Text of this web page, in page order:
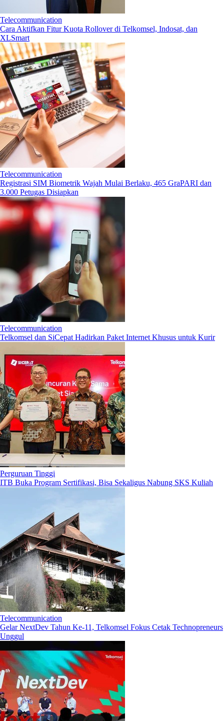
Telecommunication
Cara Aktifkan Fitur Kuota Rollover di Telkomsel, Indosat, dan
XLSmart
Telecommunication
Registrasi SIM Biometrik Wajah Mulai Berlaku, 465 GraPARI dan
3.000 Petugas Disiapkan
Telecommunication
Telkomsel dan SiCepat Hadirkan Paket Internet Khusus untuk Kurir
Perguruan Tinggi
ITB Buka Program Sertifikasi, Bisa Sekaligus Nabung SKS Kuliah
Telecommunication
Gelar NextDev Tahun Ke-11, Telkomsel Fokus Cetak Technopreneurs
Unggul